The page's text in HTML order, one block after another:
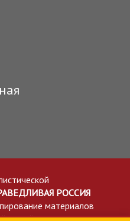
РОССИЯ
материалов
на сайт spravedlivo.ru